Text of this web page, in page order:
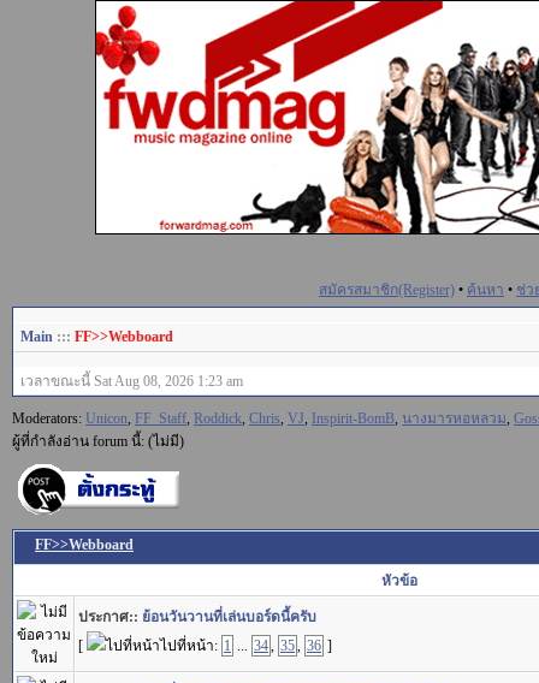
สมัครสมาชิก(Register) • ค้นหา • ช่ว
Main ::: FF>>Webboard
เวลาขณะนี้ Sat Aug 08, 2026 1:23 am
Moderators: Unicon, FF_Staff, Roddick, Chris, VJ, Inspirit-BomB, นางมารหอหลวม,
ผู้ที่กำลังอ่าน forum นี้: (ไม่มี)
FF>>Webboard
หัวข้อ
ประกาศ:: ย้อนวันวานที่เล่นบอร์ดนี้ครับ
[
ไปที่หน้า: 1 ... 34, 35, 36 ]